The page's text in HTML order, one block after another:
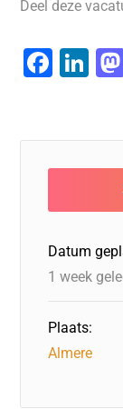
Deel deze
F
e
b
o
o
k
Li
e
dI
n
Datum
1 week
Plaats:
Almere